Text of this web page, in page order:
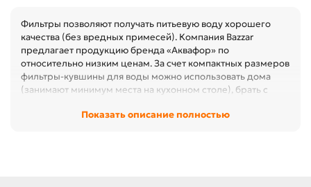
Фильтры позволяют получать питьевую воду хорошего
качества (без вредных примесей). Компания Bazzar
предлагает продукцию бренда «Аквафор» по
относительно низким ценам. За счет компактных размеров
фильтры-кувшины для воды можно использовать дома
(занимают минимум места на кухонном столе), брать с
сумку). Они не требуют подключения к водопроводу — их
Показать описание полностью